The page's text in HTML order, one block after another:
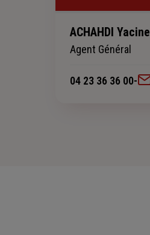
ACHAHDI Yacine
Agent Général
04 23 36 36 00-